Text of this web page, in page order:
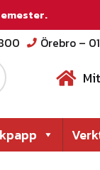
Örebro –